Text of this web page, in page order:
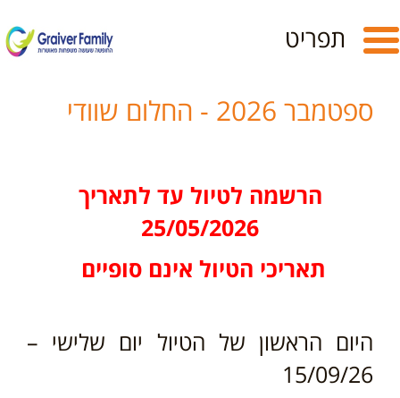
Toggle
navigation
תפריט
ספטמבר 2026 - החלום שוודי
הרשמה לטיול עד לתאריך
25/05/2026
תאריכי הטיול אינם סופיים
היום הראשון של הטיול יום שלישי –
15/09/26